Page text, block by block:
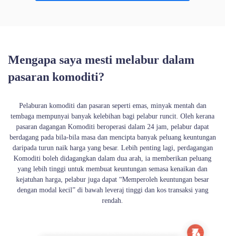
Mengapa saya mesti melabur dalam
pasaran komoditi?
Pelaburan komoditi dan pasaran seperti emas, minyak mentah dan
tembaga mempunyai banyak kelebihan bagi pelabur runcit. Oleh kerana
pasaran dagangan Komoditi beroperasi dalam 24 jam, pelabur dapat
berdagang pada bila-bila masa dan mencipta banyak peluang keuntungan
daripada turun naik harga yang besar. Lebih penting lagi, perdagangan
Komoditi boleh didagangkan dalam dua arah, ia memberikan peluang
yang lebih tinggi untuk membuat keuntungan semasa kenaikan dan
kejatuhan harga, pelabur juga dapat “Memperoleh keuntungan besar
dengan modal kecil” di bawah leveraj tinggi dan kos transaksi yang
rendah.